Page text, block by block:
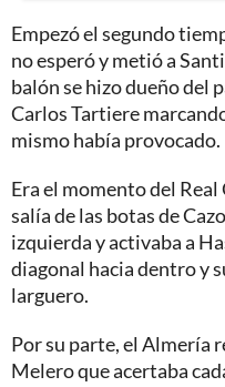
Empezó el segundo
no esperó y metió a
balón se hizo dueño del
Carlos Tartiere
mismo había provocado.
Era el momento del
salía de las botas de
izquierda y activaba a
diagonal hacia dentro y
larguero.
Por su parte, el Almería
Melero que acertaba